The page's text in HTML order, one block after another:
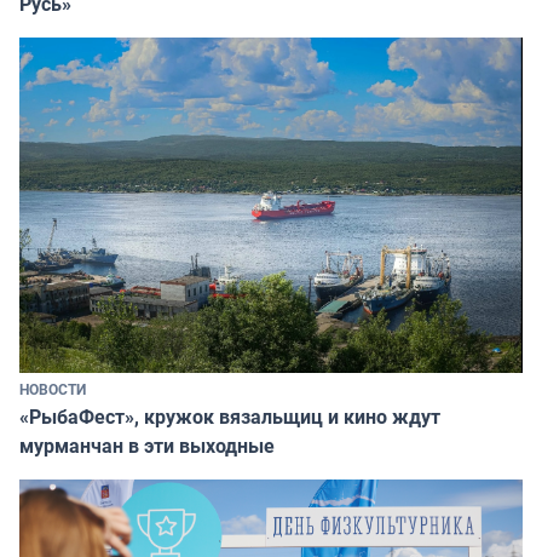
НОВОСТИ
«РыбаФест», кружок вязальщиц и кино ждут
мурманчан в эти выходные